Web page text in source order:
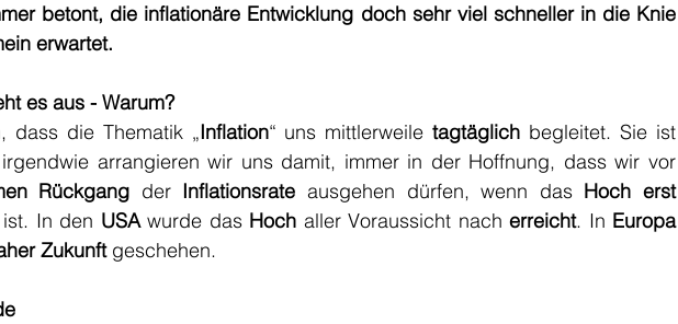
betont, die inflationäre Entwicklung doch sehr viel schneller in die Knie
erwartet.
es aus - Warum?
dass die Thematik „Inflation“ uns mittlerweile tagtäglich begleitet. Sie ist
arrangieren wir uns damit, immer in der Hoffnung, dass wir vor
Rückgang der Inflationsrate ausgehen dürfen, wenn das Hoch erst
In den USA wurde das Hoch aller Voraussicht nach erreicht. In Europa
Zukunft geschehen.